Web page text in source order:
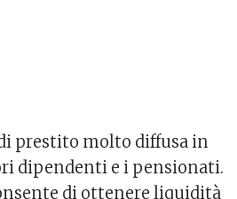
prestito molto diffusa in
dipendenti e i pensionati.
di ottenere liquidità